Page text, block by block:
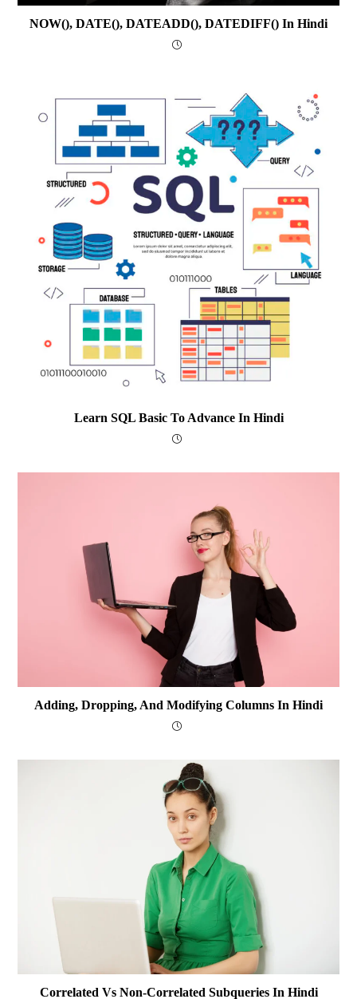
NOW(), DATE(), DATEADD(), DATEDIFF() In Hindi
Learn SQL Basic To Advance In Hindi
Adding, Dropping, And Modifying Columns In Hindi
Correlated Vs Non-Correlated Subqueries In Hindi